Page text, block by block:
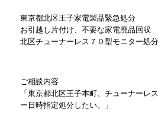
東京都北区王子家電製品緊急処分
お引越し片付け、不要な家電廃品回収
北区チューナーレス７０型モニター処分
ご相談内容
「東京都北区王子本町、チューナーレ
ー日時指定処分したい。」